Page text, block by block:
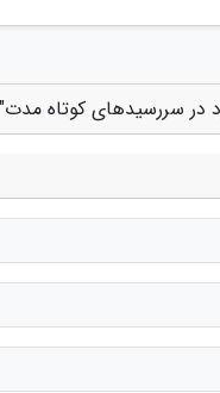
سررسیدهای کوتاه مدت"